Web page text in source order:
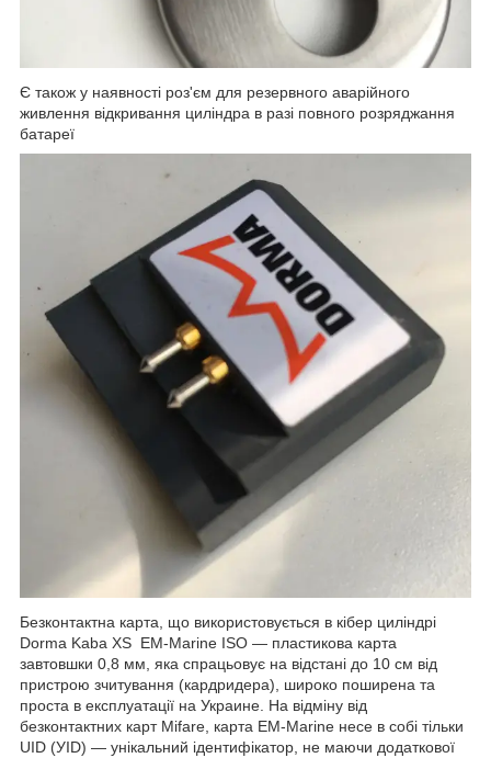
Є також у наявності роз'єм для резервного аварійного
живлення відкривання циліндра в разі повного розряджання
батареї
Безконтактна карта, що використовується в кібер циліндрі
Dorma Kaba XS EM-Marine ISO — пластикова карта
завтовшки 0,8 мм, яка спрацьовує на відстані до 10 см від
пристрою зчитування (кардридера), широко поширена та
проста в експлуатації на Украине. На відміну від
безконтактних карт Mifare, карта EM-Marine несе в собі тільки
UID (УID) — унікальний ідентифікатор, не маючи додаткової